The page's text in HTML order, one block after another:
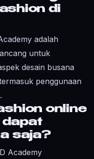
di
adalah
untuk
desain busana
penggunaan
online
dapat
saja?
Academy